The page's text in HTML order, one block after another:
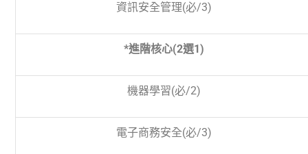
資訊安全管理(必/3)
*進階核心(2選1)
機器學習(必/2)
電子商務安全(必/3)